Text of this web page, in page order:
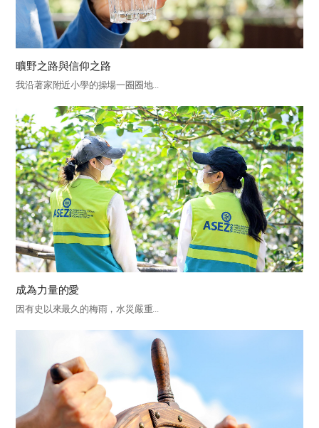
曠野之路與信仰之路
我沿著家附近小學的操場一圈圈地...
成為力量的愛
因有史以來最久的梅雨，水災嚴重...